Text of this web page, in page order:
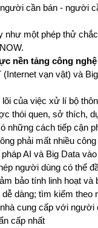
cần bán - người
như một phép thử
nền tảng công
vạn vật) và
của việc xử lí bộ
thói quen, sở thích,
cách tiếp cận
phải mất nhiều
AI và Big Data
người dùng có thể
bảo tính linh hoạt và
dàng; tìm kiếm
cung cấp với người
cấp nhất